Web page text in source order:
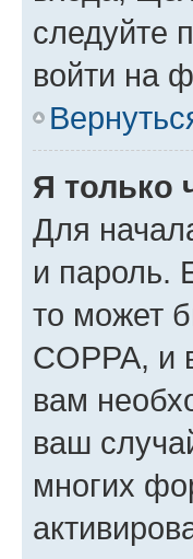
следуйте
войти на
Я только
Для
и пароль.
то может
COPPA, и
вам
ваш
многих